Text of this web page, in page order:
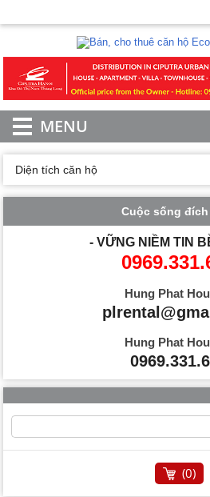
MENU
Diện tích căn hộ
Cuộc sống
- VỮNG NIỀM TIN
Hung Phat
Hung Phat
(0)